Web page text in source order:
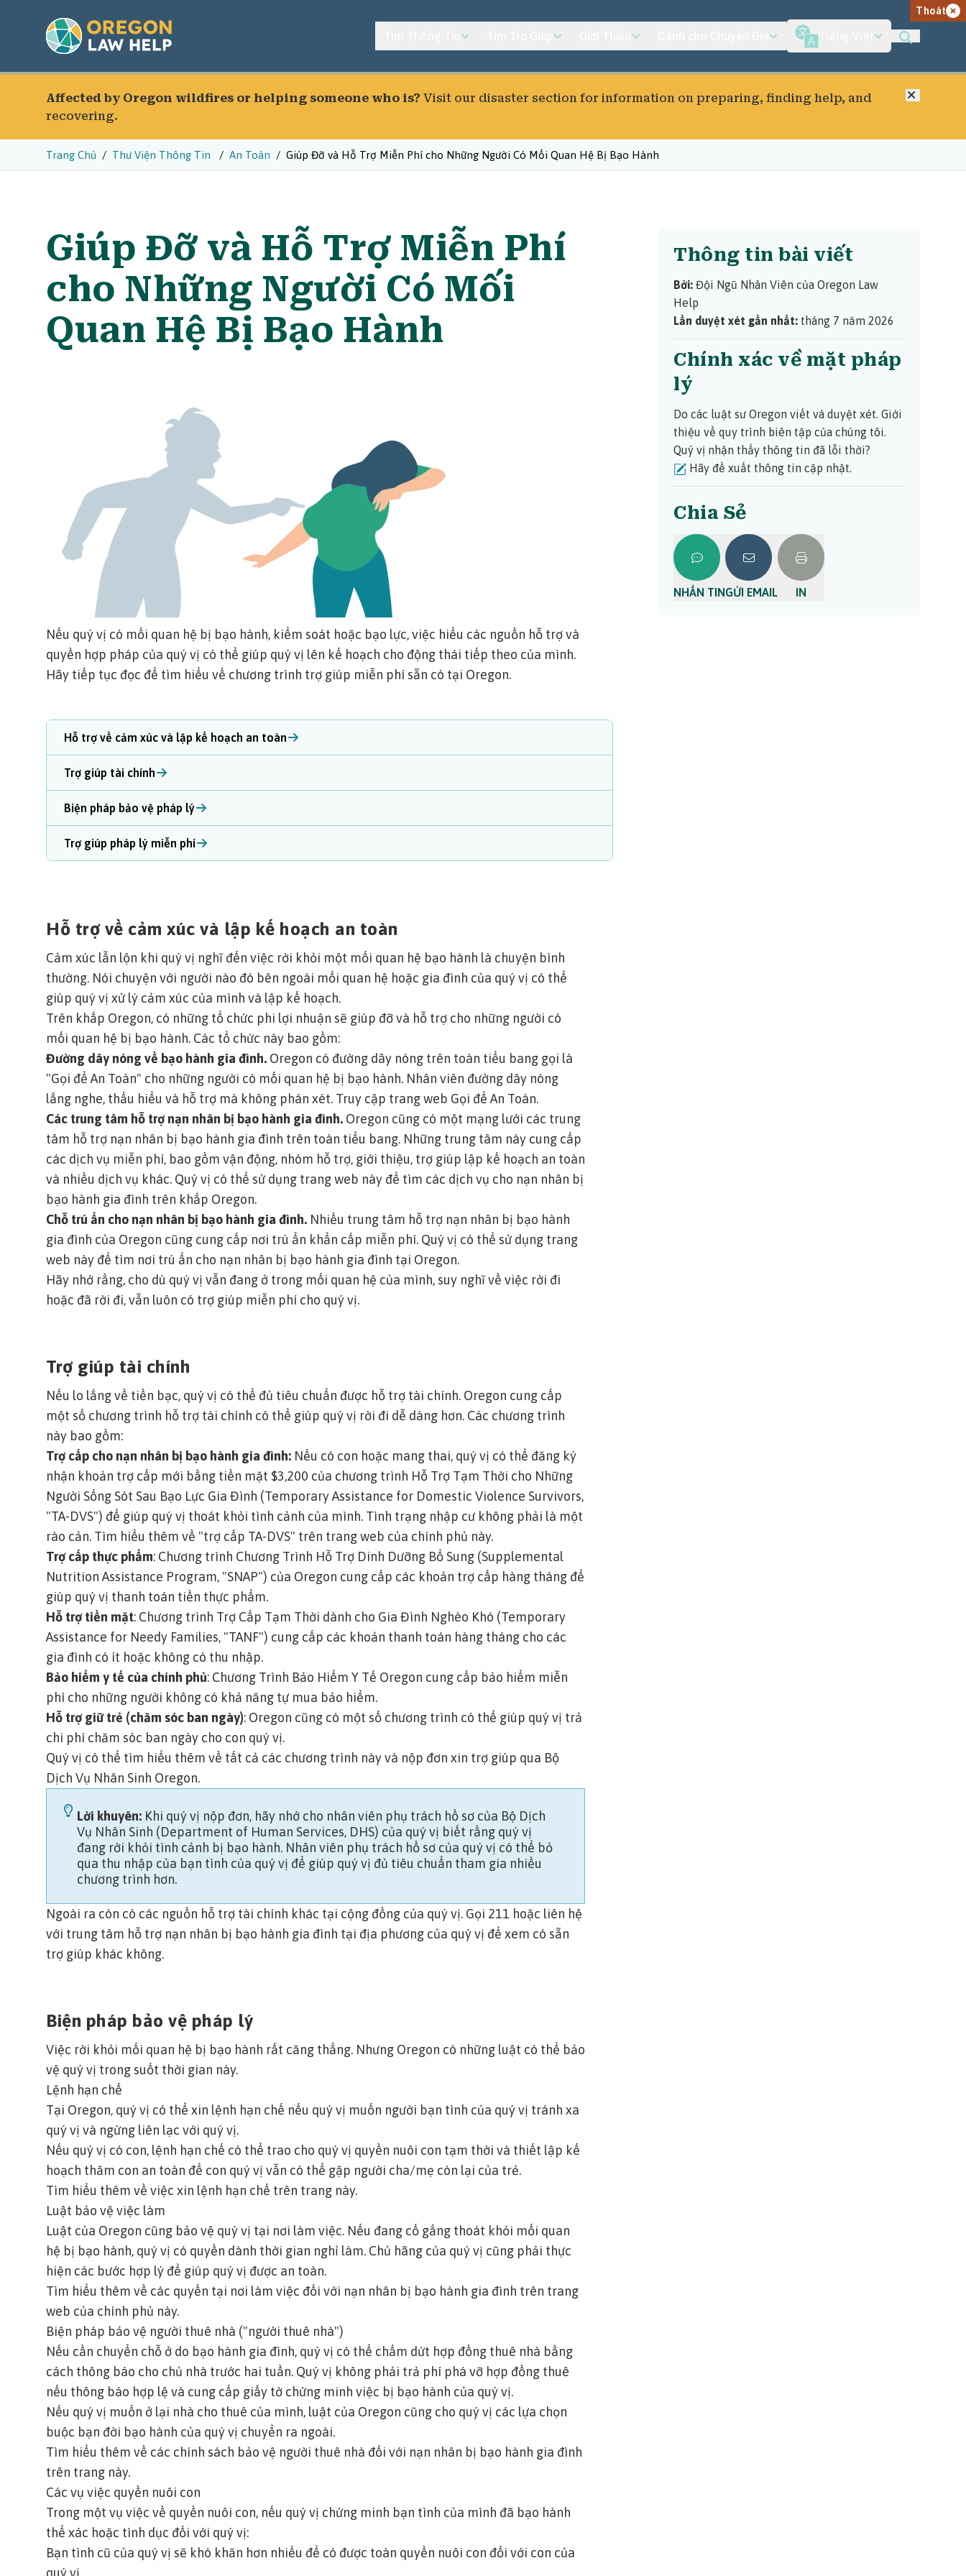
Thoát
Affected by Oregon wildfires or helping someone who is? Visit our disaster section for information on preparing, finding help, and
recovering.
Đóng
Trang Chủ Thư Viện Thông Tin An Toàn Giúp Đỡ và Hỗ Trợ Miễn Phí cho Những Người Có Mối Quan Hệ Bị Bạo Hành
Giúp Đỡ và Hỗ Trợ Miễn Phí
cho Những Người Có Mối
Quan Hệ Bị Bạo Hành
Nếu quý vị có mối quan hệ bị bạo hành, kiểm soát hoặc bạo lực, việc hiểu các nguồn hỗ trợ và
quyền hợp pháp của quý vị có thể giúp quý vị lên kế hoạch cho động thái tiếp theo của mình.
Hãy tiếp tục đọc để tìm hiểu về chương trình trợ giúp miễn phí sẵn có tại Oregon.
Hỗ trợ về cảm xúc và lập kế hoạch an toàn
Trợ giúp tài chính
Biện pháp bảo vệ pháp lý
Trợ giúp pháp lý miễn phí
Hỗ trợ về cảm xúc và lập kế hoạch an toàn
Cảm xúc lẫn lộn khi quý vị nghĩ đến việc rời khỏi một mối quan hệ bạo hành là chuyện bình
thường. Nói chuyện với người nào đó bên ngoài mối quan hệ hoặc gia đình của quý vị có thể
giúp quý vị xử lý cảm xúc của mình và lập kế hoạch.
Trên khắp Oregon, có những tổ chức phi lợi nhuận sẽ giúp đỡ và hỗ trợ cho những người có
mối quan hệ bị bạo hành. Các tổ chức này bao gồm:
Đường dây nóng về bạo hành gia đình. Oregon có đường dây nóng trên toàn tiểu bang gọi là
"Gọi để An Toàn" cho những người có mối quan hệ bị bạo hành. Nhân viên đường dây nóng
lắng nghe, thấu hiểu và hỗ trợ mà không phán xét. Truy cập trang web Gọi để An Toàn.
Các trung tâm hỗ trợ nạn nhân bị bạo hành gia đình. Oregon cũng có một mạng lưới các trung
tâm hỗ trợ nạn nhân bị bạo hành gia đình trên toàn tiểu bang. Những trung tâm này cung cấp
các dịch vụ miễn phí, bao gồm vận động, nhóm hỗ trợ, giới thiệu, trợ giúp lập kế hoạch an toàn
và nhiều dịch vụ khác. Quý vị có thể sử dụng trang web này để tìm các dịch vụ cho nạn nhân bị
bạo hành gia đình trên khắp Oregon.
Chỗ trú ẩn cho nạn nhân bị bạo hành gia đình. Nhiều trung tâm hỗ trợ nạn nhân bị bạo hành
gia đình của Oregon cũng cung cấp nơi trú ẩn khẩn cấp miễn phí. Quý vị có thể sử dụng trang
web này để tìm nơi trú ẩn cho nạn nhân bị bạo hành gia đình tại Oregon.
Hãy nhớ rằng, cho dù quý vị vẫn đang ở trong mối quan hệ của mình, suy nghĩ về việc rời đi
hoặc đã rời đi, vẫn luôn có trợ giúp miễn phí cho quý vị.
Trợ giúp tài chính
Nếu lo lắng về tiền bạc, quý vị có thể đủ tiêu chuẩn được hỗ trợ tài chính. Oregon cung cấp
một số chương trình hỗ trợ tài chính có thể giúp quý vị rời đi dễ dàng hơn. Các chương trình
này bao gồm:
Trợ cấp cho nạn nhân bị bạo hành gia đình: Nếu có con hoặc mang thai, quý vị có thể đăng ký
nhận khoản trợ cấp mới bằng tiền mặt $3,200 của chương trình Hỗ Trợ Tạm Thời cho Những
Người Sống Sót Sau Bạo Lực Gia Đình (Temporary Assistance for Domestic Violence Survivors,
"TA-DVS") để giúp quý vị thoát khỏi tình cảnh của mình. Tình trạng nhập cư không phải là một
rào cản. Tìm hiểu thêm về "trợ cấp TA-DVS" trên trang web của chính phủ này.
Trợ cấp thực phẩm: Chương trình Chương Trình Hỗ Trợ Dinh Dưỡng Bổ Sung (Supplemental
Nutrition Assistance Program, "SNAP") của Oregon cung cấp các khoản trợ cấp hàng tháng để
giúp quý vị thanh toán tiền thực phẩm.
Hỗ trợ tiền mặt: Chương trình Trợ Cấp Tạm Thời dành cho Gia Đình Nghèo Khó (Temporary
Assistance for Needy Families, "TANF") cung cấp các khoản thanh toán hàng tháng cho các
gia đình có ít hoặc không có thu nhập.
Bảo hiểm y tế của chính phủ: Chương Trình Bảo Hiểm Y Tế Oregon cung cấp bảo hiểm miễn
phí cho những người không có khả năng tự mua bảo hiểm.
Hỗ trợ giữ trẻ (chăm sóc ban ngày): Oregon cũng có một số chương trình có thể giúp quý vị trả
chi phí chăm sóc ban ngày cho con quý vị.
Quý vị có thể tìm hiểu thêm về tất cả các chương trình này và nộp đơn xin trợ giúp qua Bộ
Dịch Vụ Nhân Sinh Oregon.
Lời khuyên: Khi quý vị nộp đơn, hãy nhớ cho nhân viên phụ trách hồ sơ của Bộ Dịch
Vụ Nhân Sinh (Department of Human Services, DHS) của quý vị biết rằng quý vị
đang rời khỏi tình cảnh bị bạo hành. Nhân viên phụ trách hồ sơ của quý vị có thể bỏ
qua thu nhập của bạn tình của quý vị để giúp quý vị đủ tiêu chuẩn tham gia nhiều
chương trình hơn.
Ngoài ra còn có các nguồn hỗ trợ tài chính khác tại cộng đồng của quý vị. Gọi 211 hoặc liên hệ
với trung tâm hỗ trợ nạn nhân bị bạo hành gia đình tại địa phương của quý vị để xem có sẵn
trợ giúp khác không.
Biện pháp bảo vệ pháp lý
Việc rời khỏi mối quan hệ bị bạo hành rất căng thẳng. Nhưng Oregon có những luật có thể bảo
vệ quý vị trong suốt thời gian này.
Lệnh hạn chế
Tại Oregon, quý vị có thể xin lệnh hạn chế nếu quý vị muốn người bạn tình của quý vị tránh xa
quý vị và ngừng liên lạc với quý vị.
Nếu quý vị có con, lệnh hạn chế có thể trao cho quý vị quyền nuôi con tạm thời và thiết lập kế
hoạch thăm con an toàn để con quý vị vẫn có thể gặp người cha/mẹ còn lại của trẻ.
Tìm hiểu thêm về việc xin lệnh hạn chế trên trang này.
Luật bảo vệ việc làm
Luật của Oregon cũng bảo vệ quý vị tại nơi làm việc. Nếu đang cố gắng thoát khỏi mối quan
hệ bị bạo hành, quý vị có quyền dành thời gian nghỉ làm. Chủ hãng của quý vị cũng phải thực
hiện các bước hợp lý để giúp quý vị được an toàn.
Tìm hiểu thêm về các quyền tại nơi làm việc đối với nạn nhân bị bạo hành gia đình trên trang
web của chính phủ này.
Biện pháp bảo vệ người thuê nhà ("người thuê nhà")
Nếu cần chuyển chỗ ở do bạo hành gia đình, quý vị có thể chấm dứt hợp đồng thuê nhà bằng
cách thông báo cho chủ nhà trước hai tuần. Quý vị không phải trả phí phá vỡ hợp đồng thuê
nếu thông báo hợp lệ và cung cấp giấy tờ chứng minh việc bị bạo hành của quý vị.
Nếu quý vị muốn ở lại nhà cho thuê của mình, luật của Oregon cũng cho quý vị các lựa chọn
buộc bạn đời bạo hành của quý vị chuyển ra ngoài.
Tìm hiểu thêm về các chính sách bảo vệ người thuê nhà đối với nạn nhân bị bạo hành gia đình
trên trang này.
Các vụ việc quyền nuôi con
Trong một vụ việc về quyền nuôi con, nếu quý vị chứng minh bạn tình của mình đã bạo hành
thể xác hoặc tình dục đối với quý vị:
Bạn tình cũ của quý vị sẽ khó khăn hơn nhiều để có được toàn quyền nuôi con đối với con của
quý vị.
Thông tin bài viết
Bởi: Đội Ngũ Nhân Viên của Oregon Law
Help
Lần duyệt xét gần nhất: tháng 7 năm 2026
Chính xác về mặt pháp
lý
Do các luật sư Oregon viết và duyệt xét. Giới
thiệu về quy trình biên tập của chúng tôi.
Quý vị nhận thấy thông tin đã lỗi thời?
Hãy đề xuất thông tin cập nhật.
Chia Sẻ
NHẮN TINGỬI EMAIL IN